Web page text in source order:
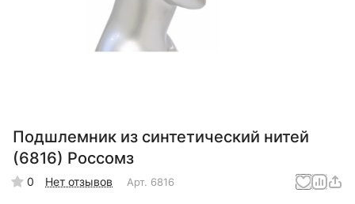
Подшлемник из синтетический нитей
(6816) Россомз
0 Нет отзывов Арт. 6816